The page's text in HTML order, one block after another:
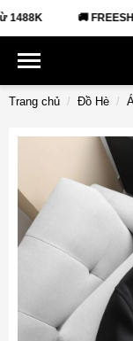
🚚
Trang chủ Đồ Hè